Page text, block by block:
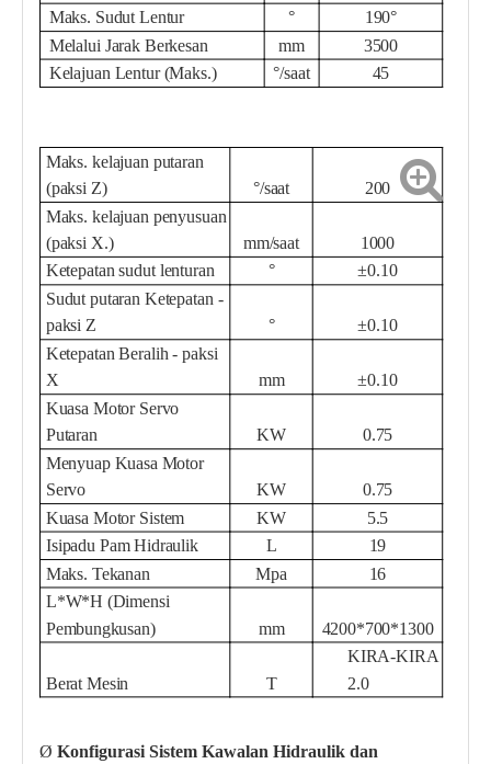
Maks. Sudut Lentur ° 190°
Melalui Jarak Berkesan mm 3500
Kelajuan Lentur (Maks.) °/saat 45
Maks. kelajuan putaran
(paksi Z)
°/saat
200
Maks. kelajuan penyusuan
(paksi X.)
mm/saat 1000
Ketepatan sudut lenturan ° ±0.10
Sudut putaran Ketepatan -
paksi Z
°
±0.10
Ketepatan Beralih - paksi
X
mm ±0.10
Kuasa Motor Servo
Putaran
KW 0.75
Menyuap Kuasa Motor
Servo KW 0.75
Kuasa Motor Sistem KW 5.5
Isipadu Pam Hidraulik L 19
Maks. Tekanan Mpa 16
L*W*H (Dimensi
Pembungkusan) mm 4200*700*1300
Berat Mesin T
KIRA-KIRA
2.0
Ø Konfigurasi Sistem Kawalan Hidraulik dan